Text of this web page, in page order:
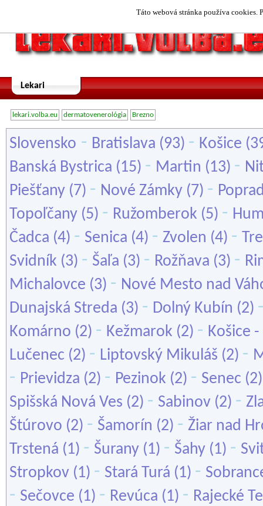
Táto webová stránka používa cookies.
Lekari
lekari.volba.eu dermatovenerológia Brezno
Slovensko - Bratislava (93) - Košice
Banská Bystrica (15) - Martin (13) -
Piešťany (7) - Nové Zámky (7) -
Topoľčany (5) - Ružomberok (5) -
Čadca (4) - Senica (4) - Zvolen (4) -
Svidník (3) - Šaľa (3) - Rožňava (3) -
Michalovce (3) - Nové Mesto nad
Dunajská Streda (3) - Dolný Kubín (2)
Komárno (2) - Kežmarok (2) - Košice -
Lučenec (2) - Liptovský Mikuláš (2) -
- Prievidza (2) - Pezinok (2) - Senec
Spišská Nová Ves (2) - Sabinov (2) -
Štúrovo (2) - Šamorín (2) - Žiar nad
Trstená (1) - Šurany (1) - Šahy (1) -
Stropkov (1) - Stará Turá (1) -
- Sečovce (1) - Revúca (1) - Rajecké